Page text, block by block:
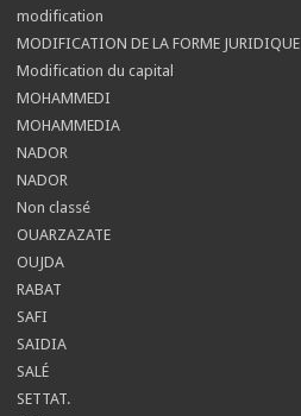
modification
MODIFICATION DE LA FORME JURIDIQUE
Modification du capital
MOHAMMEDI
MOHAMMEDIA
NADOR
NADOR
Non classé
OUARZAZATE
OUJDA
RABAT
SAFI
SAIDIA
SALÉ
SETTAT.